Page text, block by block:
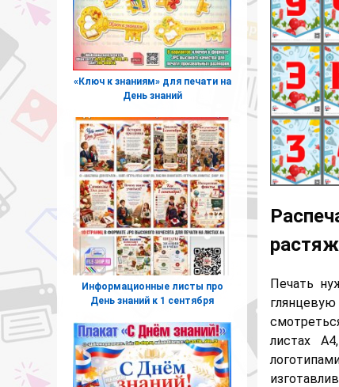
Печать
листах
«Ключ к знаниям» для печати на
День знаний
Информационные листы про
День знаний к 1 сентября